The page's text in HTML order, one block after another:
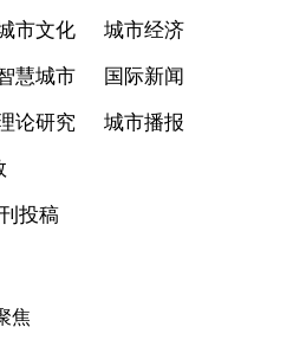
市文化 城市经济
慧城市 国际新闻
论研究 城市播报
投稿
焦